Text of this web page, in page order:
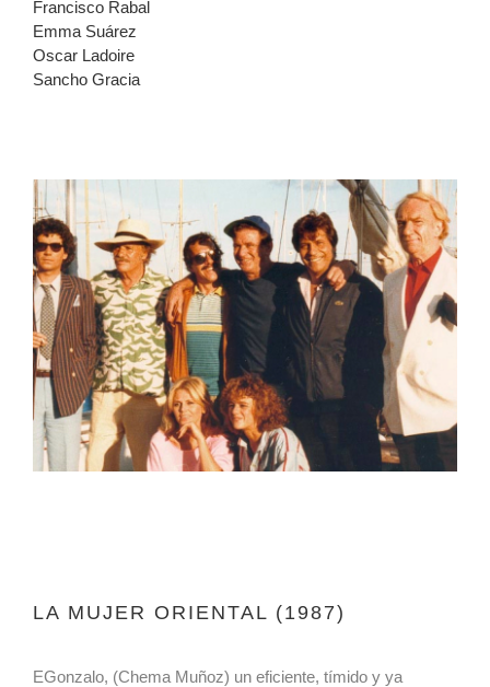
Francisco Rabal
Emma Suárez
Oscar Ladoire
Sancho Gracia
LA MUJER ORIENTAL (1987)
EGonzalo, (Chema Muñoz) un eficiente, tímido y ya